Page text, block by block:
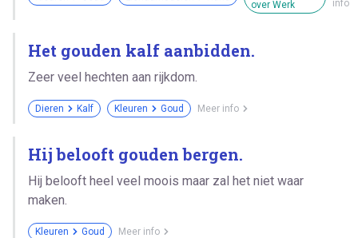
over Werk
info
Het gouden kalf aanbidden.
Zeer veel hechten aan rijkdom.
Dieren Kalf Kleuren Goud Meer info
Hij belooft gouden bergen.
Hij belooft heel veel moois maar zal het niet waar
maken.
Kleuren Goud Meer info